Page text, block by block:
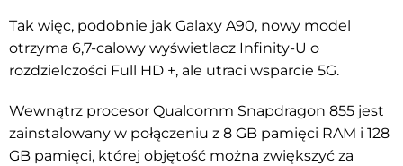
Tak więc, podobnie jak Galaxy A90, nowy model
otrzyma 6,7-calowy wyświetlacz Infinity-U o
rozdzielczości Full HD +, ale utraci wsparcie 5G.
Wewnątrz procesor Qualcomm Snapdragon 855 jest
zainstalowany w połączeniu z 8 GB pamięci RAM i 128
GB pamięci, której objętość można zwiększyć za